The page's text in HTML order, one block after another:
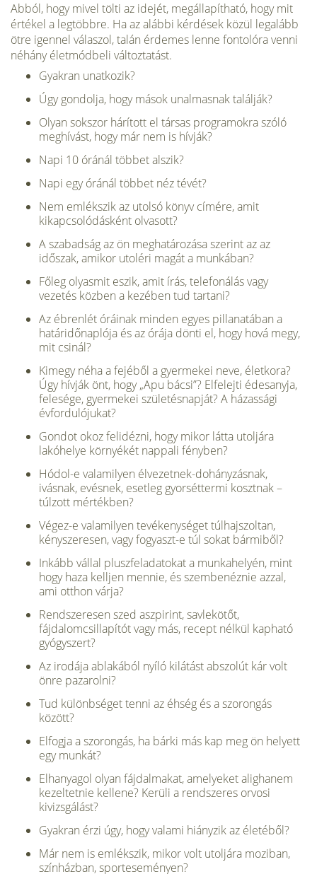
Abból, hogy mivel tölti az idejét, megállapítható, hogy mit
értékel a legtöbbre. Ha az alábbi kérdések közül legalább
ötre igennel válaszol, talán érdemes lenne fontolóra venni
néhány életmódbeli változtatást.
Gyakran unatkozik?
Úgy gondolja, hogy mások unalmasnak találják?
Olyan sokszor hárított el társas programokra szóló
meghívást, hogy már nem is hívják?
Napi 10 óránál többet alszik?
Napi egy óránál többet néz tévét?
Nem emlékszik az utolsó könyv címére, amit
kikapcsolódásként olvasott?
A szabadság az ön meghatározása szerint az az
időszak, amikor utoléri magát a munkában?
Főleg olyasmit eszik, amit írás, telefonálás vagy
vezetés közben a kezében tud tartani?
Az ébrenlét óráinak minden egyes pillanatában a
határidőnaplója és az órája dönti el, hogy hová megy,
mit csinál?
Kimegy néha a fejéből a gyermekei neve, életkora?
Úgy hívják önt, hogy „Apu bácsi”? Elfelejti édesanyja,
felesége, gyermekei születésnapját? A házassági
évfordulójukat?
Gondot okoz felidézni, hogy mikor látta utoljára
lakóhelye környékét nappali fényben?
Hódol-e valamilyen élvezetnek-dohányzásnak,
ivásnak, evésnek, esetleg gyorséttermi kosztnak –
túlzott mértékben?
Végez-e valamilyen tevékenységet túlhajszoltan,
kényszeresen, vagy fogyaszt-e túl sokat bármiből?
Inkább vállal pluszfeladatokat a munkahelyén, mint
hogy haza kelljen mennie, és szembenéznie azzal,
ami otthon várja?
Rendszeresen szed aszpirint, savlekötőt,
fájdalomcsillapítót vagy más, recept nélkül kapható
gyógyszert?
Az irodája ablakából nyíló kilátást abszolút kár volt
önre pazarolni?
Tud különbséget tenni az éhség és a szorongás
között?
Elfogja a szorongás, ha bárki más kap meg ön helyett
egy munkát?
Elhanyagol olyan fájdalmakat, amelyeket alighanem
kezeltetnie kellene? Kerüli a rendszeres orvosi
kivizsgálást?
Gyakran érzi úgy, hogy valami hiányzik az életéből?
Már nem is emlékszik, mikor volt utoljára moziban,
színházban, sporteseményen?